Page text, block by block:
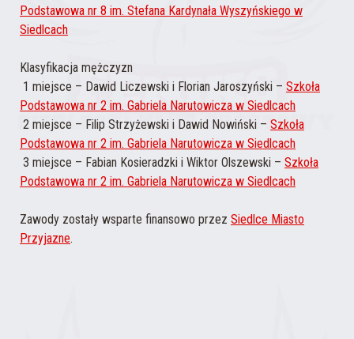
Podstawowa nr 8 im. Stefana Kardynała Wyszyńskiego w
Siedlcach
Klasyfikacja mężczyzn
1 miejsce – Dawid Liczewski i Florian Jaroszyński – Szkoła
Podstawowa nr 2 im. Gabriela Narutowicza w Siedlcach
2 miejsce – Filip Strzyżewski i Dawid Nowiński – Szkoła
Podstawowa nr 2 im. Gabriela Narutowicza w Siedlcach
3 miejsce – Fabian Kosieradzki i Wiktor Olszewski – Szkoła
Podstawowa nr 2 im. Gabriela Narutowicza w Siedlcach
Zawody zostały wsparte finansowo przez Siedlce Miasto
Przyjazne.